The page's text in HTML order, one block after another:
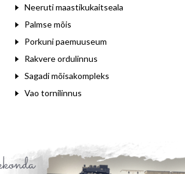
Neeruti maastikukaitseala
Palmse mõis
Porkuni paemuuseum
Rakvere ordulinnus
Sagadi mõisakompleks
Vao tornilinnus